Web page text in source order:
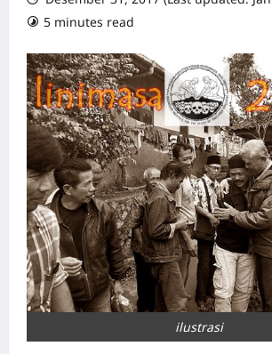
5 minutes read
ilustrasi